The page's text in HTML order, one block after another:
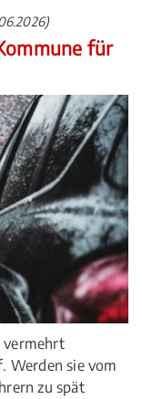
für
vermehrt
Werden sie vom
zu spät